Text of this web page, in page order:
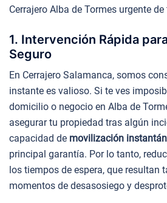
Cerrajero Alba de Tormes urgente
1. Intervención Rápida
Seguro
En Cerrajero Salamanca, somos
instante es valioso. Si te ves
domicilio o negocio en Alba de
asegurar tu propiedad tras algún
capacidad de movilización
principal garantía. Por lo tanto,
los tiempos de espera, que resultan
momentos de desasosiego y